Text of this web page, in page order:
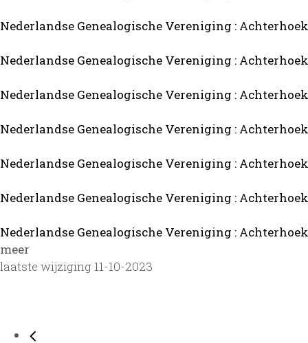
Nederlandse Genealogische Vereniging :
Nederlandse Genealogische Vereniging :
Nederlandse Genealogische Vereniging :
Nederlandse Genealogische Vereniging :
Nederlandse Genealogische Vereniging :
Nederlandse Genealogische Vereniging :
Nederlandse Genealogische Vereniging :
meer
laatste wijziging 11-10-2023